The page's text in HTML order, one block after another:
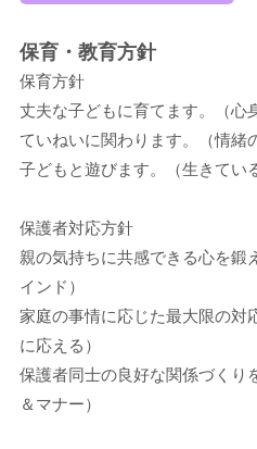
保育・教育方針
保育方針
丈夫な子どもに育てます。（心
ていねいに関わります。（情緒
子どもと遊びます。（生きてい
保護者対応方針
親の気持ちに共感できる心を鍛
インド）
家庭の事情に応じた最大限の対
に応える）
保護者同士の良好な関係づくり
＆マナー）